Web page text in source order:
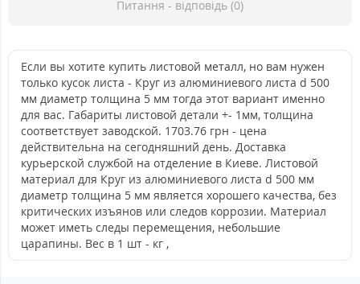
Питання - відповідь (0)
Если вы хотите купить листовой металл, но вам нужен
только кусок листа - Круг из алюминиевого листа d 500
мм диаметр толщина 5 мм тогда этот вариант именно
для вас. Габариты листовой детали +- 1мм, толщина
соответствует заводской. 1703.76 грн - цена
действительна на сегодняшний день. Доставка
курьерской службой на отделение в Киеве. Листовой
материал для Круг из алюминиевого листа d 500 мм
диаметр толщина 5 мм является хорошего качества, без
критических изъянов или следов коррозии. Материал
может иметь следы перемещения, небольшие
царапины. Вес в 1 шт - кг ,